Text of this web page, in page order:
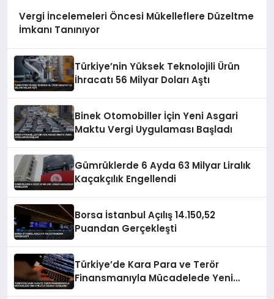
Vergi İncelemeleri Öncesi Mükelleflere Düzeltme
İmkanı Tanınıyor
Türkiye’nin Yüksek Teknolojili Ürün
İhracatı 56 Milyar Doları Aştı
Binek Otomobiller İçin Yeni Asgari
Maktu Vergi Uygulaması Başladı
Gümrüklerde 6 Ayda 63 Milyar Liralık
Kaçakçılık Engellendi
Borsa İstanbul Açılış 14.150,52
Puandan Gerçekleşti
Türkiye’de Kara Para ve Terör
Finansmanıyla Mücadelede Yeni